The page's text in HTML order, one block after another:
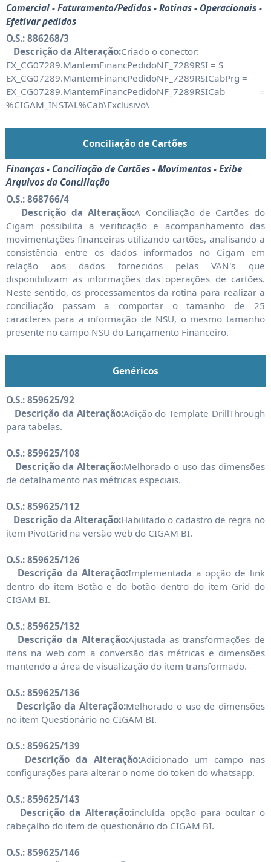
Comercial - Faturamento/Pedidos - Rotinas - Operacionais -
Efetivar pedidos
O.S.: 886268/3
Descrição da Alteração:Criado o conector:
EX_CG07289.MantemFinancPedidoNF_7289RSI = S
EX_CG07289.MantemFinancPedidoNF_7289RSICabPrg =
EX_CG07289.MantemFinancPedidoNF_7289RSICab =
%CIGAM_INSTAL%Cab\Exclusivo\
Conciliação de Cartões
Finanças - Conciliação de Cartões - Movimentos - Exibe
Arquivos da Conciliação
O.S.: 868766/4
Descrição da Alteração:A Conciliação de Cartões do
Cigam possibilita a verificação e acompanhamento das
movimentações financeiras utilizando cartões, analisando a
consistência entre os dados informados no Cigam em
relação aos dados fornecidos pelas VAN's que
disponibilizam as informações das operações de cartões.
Neste sentido, os processamentos da rotina para realizar a
conciliação passam a comportar o tamanho de 25
caracteres para a informação de NSU, o mesmo tamanho
presente no campo NSU do Lançamento Financeiro.
Genéricos
O.S.: 859625/92
Descrição da Alteração:Adição do Template DrillThrough
para tabelas.
O.S.: 859625/108
Descrição da Alteração:Melhorado o uso das dimensões
de detalhamento nas métricas especiais.
O.S.: 859625/112
Descrição da Alteração:Habilitado o cadastro de regra no
item PivotGrid na versão web do CIGAM BI.
O.S.: 859625/126
Descrição da Alteração:Implementada a opção de link
dentro do item Botão e do botão dentro do item Grid do
CIGAM BI.
O.S.: 859625/132
Descrição da Alteração:Ajustada as transformações de
itens na web com a conversão das métricas e dimensões
mantendo a área de visualização do item transformado.
O.S.: 859625/136
Descrição da Alteração:Melhorado o uso de dimensões
no item Questionário no CIGAM BI.
O.S.: 859625/139
Descrição da Alteração:Adicionado um campo nas
configurações para alterar o nome do token do whatsapp.
O.S.: 859625/143
Descrição da Alteração:incluída opção para ocultar o
cabeçalho do item de questionário do CIGAM BI.
O.S.: 859625/146